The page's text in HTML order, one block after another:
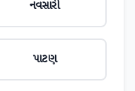
નવસારી
પાટણ